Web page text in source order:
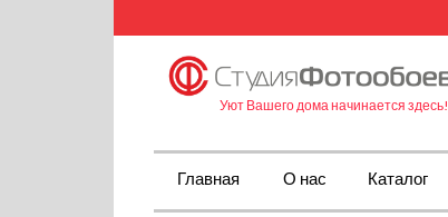
Уют Вашего дома начинается здесь!
Главная О нас Каталог